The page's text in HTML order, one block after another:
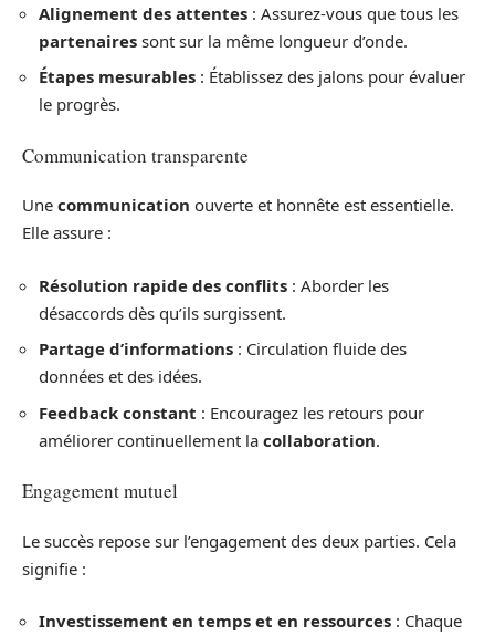
Alignement des attentes : Assurez-vous que tous les
partenaires sont sur la même longueur d’onde.
Étapes mesurables : Établissez des jalons pour évaluer
le progrès.
Communication transparente
Une communication ouverte et honnête est essentielle.
Elle assure :
Résolution rapide des conflits : Aborder les
désaccords dès qu’ils surgissent.
Partage d’informations : Circulation fluide des
données et des idées.
Feedback constant : Encouragez les retours pour
améliorer continuellement la collaboration.
Engagement mutuel
Le succès repose sur l’engagement des deux parties. Cela
signifie :
Investissement en temps et en ressources : Chaque